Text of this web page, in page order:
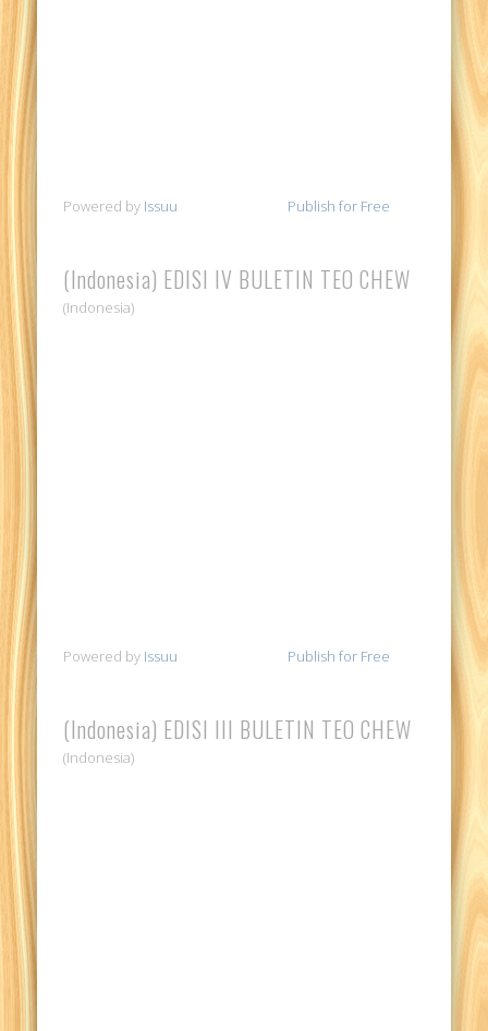
Powered by Issuu Publish for Free
(Indonesia) EDISI IV BULETIN TEO CHEW
(Indonesia)
Powered by Issuu Publish for Free
(Indonesia) EDISI III BULETIN TEO CHEW
(Indonesia)